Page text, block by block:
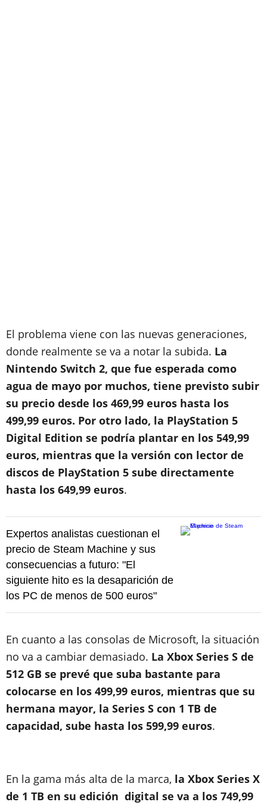
El problema viene con las nuevas generaciones,
donde realmente se va a notar la subida. La
Nintendo Switch 2, que fue esperada como
agua de mayo por muchos, tiene previsto subir
su precio desde los 469,99 euros hasta los
499,99 euros. Por otro lado, la PlayStation 5
Digital Edition se podría plantar en los 549,99
euros, mientras que la versión con lector de
discos de PlayStation 5 sube directamente
hasta los 649,99 euros.
Expertos analistas cuestionan el
precio de Steam Machine y sus
consecuencias a futuro: "El
siguiente hito es la desaparición de
los PC de menos de 500 euros"
En cuanto a las consolas de Microsoft, la situación
no va a cambiar demasiado. La Xbox Series S de
512 GB se prevé que suba bastante para
colocarse en los 499,99 euros, mientras que su
hermana mayor, la Series S con 1 TB de
capacidad, sube hasta los 599,99 euros.
En la gama más alta de la marca, la Xbox Series X
de 1 TB en su edición digital se va a los 749,99